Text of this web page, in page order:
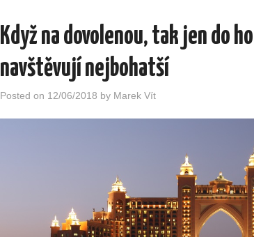
Když na dovolenou, tak jen do
navštěvují nejbohatší
Posted on 12/06/2018 by Marek Vít